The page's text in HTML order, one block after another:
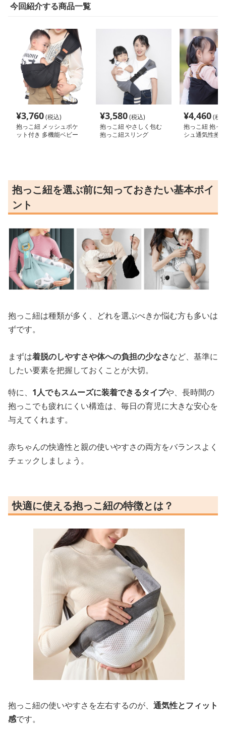
今回紹介する商品一覧
¥3,760(税込)
抱っこ紐 メッシュポケ
ット付き 多機能ベビー
¥3,580(税込)
抱っこ紐 やさしく包む
抱っこ紐スリング
¥4,460(税
抱っこ紐 抱っ
シュ通気性抱
抱っこ紐を選ぶ前に知っておきたい基本ポイ
ント
抱っこ紐は種類が多く、どれを選ぶべきか悩む方も多いは
ずです。
まずは着脱のしやすさや体への負担の少なさなど、基準に
したい要素を把握しておくことが大切。
特に、 1人でもスムーズに装着できるタイプや、長時間の
抱っこでも疲れにくい構造は、毎日の育児に大きな安心を
与えてくれます。
赤ちゃんの快適性と親の使いやすさの両方をバランスよく
チェックしましょう。
快適に使える抱っこ紐の特徴とは？
抱っこ紐の使いやすさを左右するのが、 通気性とフィット
感です。